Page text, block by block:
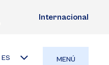
Internacional
ES MENÚ